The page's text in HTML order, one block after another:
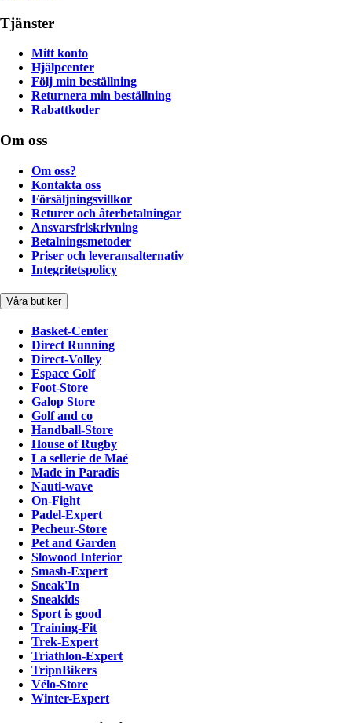
Tjänster
Mitt konto
Hjälpcenter
Följ min beställning
Returnera min beställning
Rabattkoder
Om oss
Om oss?
Kontakta oss
Försäljningsvillkor
Returer och återbetalningar
Ansvarsfriskrivning
Betalningsmetoder
Priser och leveransalternativ
Integritetspolicy
Våra butiker
Basket-Center
Direct Running
Direct-Volley
Espace Golf
Foot-Store
Galop Store
Golf and co
Handball-Store
House of Rugby
La sellerie de Maé
Made in Paradis
Nauti-wave
On-Fight
Padel-Expert
Pecheur-Store
Pet and Garden
Slowood Interior
Smash-Expert
Sneak'In
Sneakids
Sport is good
Training-Fit
Trek-Expert
Triathlon-Expert
TripnBikers
Vélo-Store
Winter-Expert